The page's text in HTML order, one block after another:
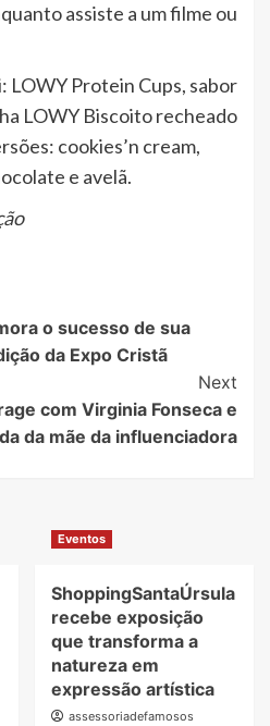
assiste a um filme ou
LOWY Protein Cups, sabor
LOWY Biscoito recheado
cookies’n cream,
e avelã.
o sucesso de sua
da Expo Cristã
Next
com Virginia Fonseca e
da mãe da influenciadora
Eventos
ShoppingSantaÚrsula
recebe exposição
que transforma a
natureza em
expressão artística
assessoriadefamosos